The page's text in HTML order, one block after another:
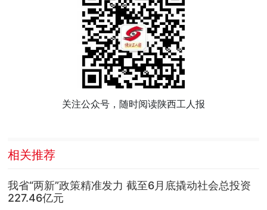
关注公众号，随时阅读陕西工人报
相关推荐
我省“两新”政策精准发力 截至6月底撬动社会总投资
227.46亿元